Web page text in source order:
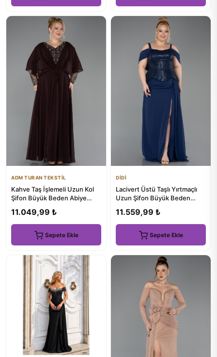
ADM TURAN TEKSTİL
Kahve Taş İşlemeli Uzun Kol
Şifon Büyük Beden Abiye
11.049,99 ₺
Sepete Ekle
DİDİ
Lacivert Üstü Taşlı Yırtmaçlı
Uzun Şifon Büyük Beden
11.559,99 ₺
Sepete Ekle